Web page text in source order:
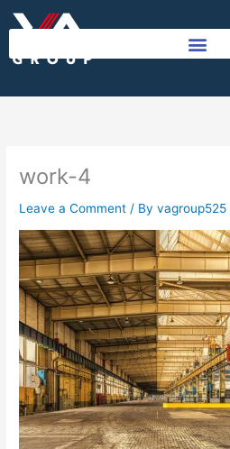
to
work-4
Leave a Comment / Byvagroup525